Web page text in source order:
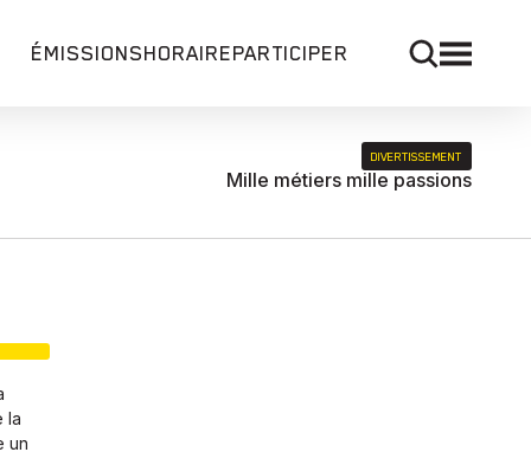
ÉMISSIONSHORAIREPARTICIPER
DIVERTISSEMENT
Mille métiers mille passions
la
un